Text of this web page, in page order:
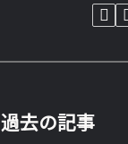
過去の記事